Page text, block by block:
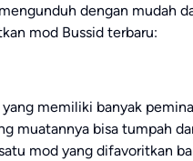
dengan mudah
mod Bussid terbaru:
memiliki banyak
muatannya bisa tumpah
mod yang difavoritkan